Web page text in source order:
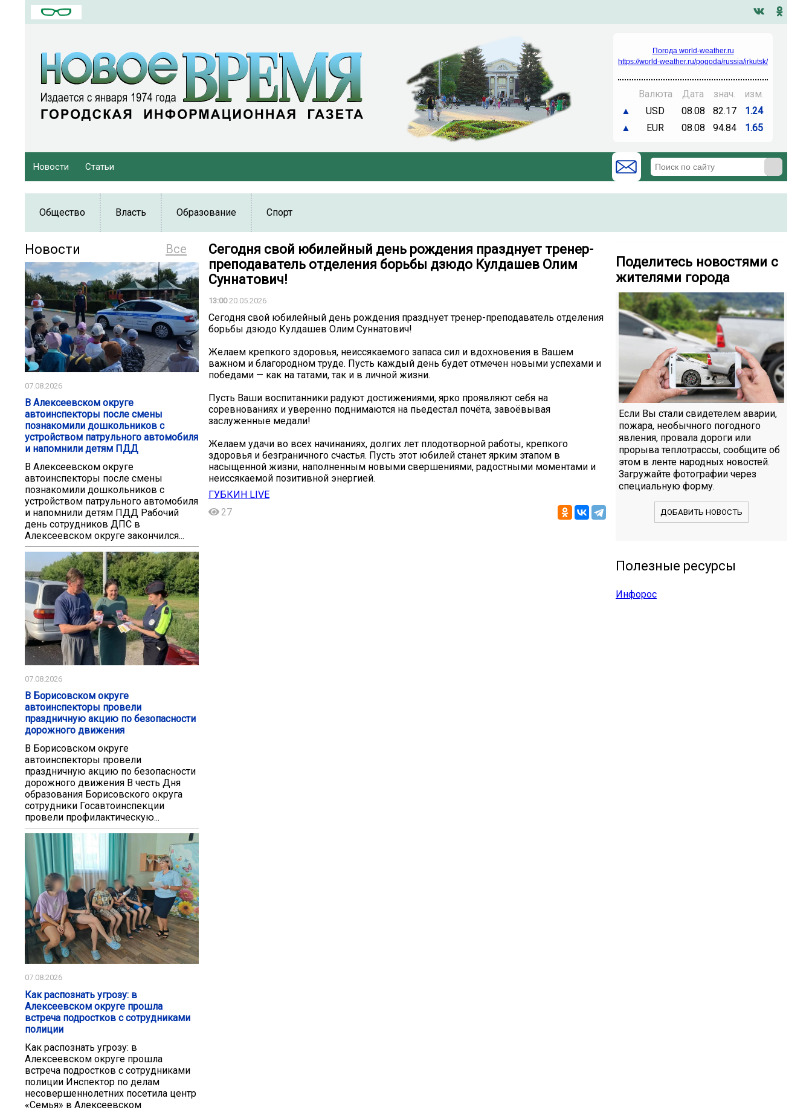
Погода world-weather.ru
https://world-weather.ru/pogoda/russia/irkutsk/
Валюта Дата знач.
изм.
▲
USD 08.08 82.17
1.24
▲
EUR 08.08 94.84 1.65
Новости Статьи
Общество Власть Образование Спорт
Все
Новости
07.08.2026
В Алексеевском округе
автоинспекторы после смены
познакомили дошкольников с
устройством патрульного автомобиля
и напомнили детям ПДД
В Алексеевском округе
автоинспекторы после смены
познакомили дошкольников с
устройством патрульного автомобиля
и напомнили детям ПДД Рабочий
день сотрудников ДПС в
Алексеевском округе закончился...
07.08.2026
В Борисовском округе
автоинспекторы провели
праздничную акцию по безопасности
дорожного движения
В Борисовском округе
автоинспекторы провели
праздничную акцию по безопасности
дорожного движения В честь Дня
образования Борисовского округа
сотрудники Госавтоинспекции
провели профилактическую...
07.08.2026
Как распознать угрозу: в
Алексеевском округе прошла
встреча подростков с сотрудниками
полиции
Как распознать угрозу: в
Алексеевском округе прошла
встреча подростков с сотрудниками
полиции Инспектор по делам
несовершеннолетних посетила центр
«Семья» в Алексеевском
Сегодня свой юбилейный день рождения празднует тренер-
преподаватель отделения борьбы дзюдо Кулдашев Олим
Суннатович!
13:0020.05.2026
Сегодня свой юбилейный день рождения празднует тренер-преподаватель отделения
борьбы дзюдо Кулдашев Олим Суннатович!
Желаем крепкого здоровья, неиссякаемого запаса сил и вдохновения в Вашем
важном и благородном труде. Пусть каждый день будет отмечен новыми успехами и
победами — как на татами, так и в личной жизни.
Пусть Ваши воспитанники радуют достижениями, ярко проявляют себя на
соревнованиях и уверенно поднимаются на пьедестал почёта, завоёвывая
заслуженные медали!
Желаем удачи во всех начинаниях, долгих лет плодотворной работы, крепкого
здоровья и безграничного счастья. Пусть этот юбилей станет ярким этапом в
насыщенной жизни, наполненным новыми свершениями, радостными моментами и
неиссякаемой позитивной энергией.
ГУБКИН LIVE
27
Поделитесь новостями с
жителями города
Если Вы стали свидетелем аварии,
пожара, необычного погодного
явления, провала дороги или
прорыва теплотрассы, сообщите об
этом в ленте народных новостей.
Загружайте фотографии через
специальную форму.
ДОБАВИТЬ НОВОСТЬ
Полезные ресурсы
Инфорос